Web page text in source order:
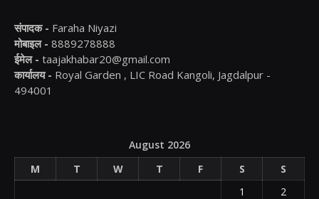
संपादक - Faraha Niyazi
मोबाइल - 8889278888
ईमेल - taajakhabar20@gmail.com
कार्यालय - Royal Garden , LIC Road Kangoli, Jagdalpur -
494001
August 2026
M
T W T F S
S
1
2